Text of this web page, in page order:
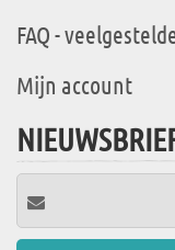
FAQ -
Mijn account